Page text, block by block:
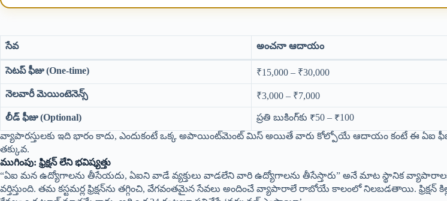
సేవ అంచనా ఆదాయం
సెటప్ ఫీజు (One-time) ₹15,000 – ₹30,000
నెలవారీ మెయింటెనెన్స్ ₹3,000 – ₹7,000
లీడ్ ఫీజు (Optional)
ప్రతి బుకింగ్‌కు ₹50 – ₹100
వ్యాపారస్తులకు ఇది భారం కాదు, ఎందుకంటే ఒక్క అపాయింట్‌మెంట్ మిస్ అయితే వారు కోల్పోయే ఆదాయం కంటే ఈ ఏఐ
తక్కువ.
ముగింపు: ఫ్రిక్షన్ లేని భవిష్యత్తు
“ఏఐ మన ఉద్యోగాలను తీసేయదు, ఏఐని వాడే వ్యక్తులు వాడలేని వారి ఉద్యోగాలను తీసేస్తారు” అనే మాట స్థానిక
వర్తిస్తుంది. తమ కస్టమర్ల ఫ్రిక్షన్‌ను తగ్గించి, వేగవంతమైన సేవలు అందించే వ్యాపారాలే రాబోయే కాలంలో నిలబడతాయి. ఫ్రిక్షన్